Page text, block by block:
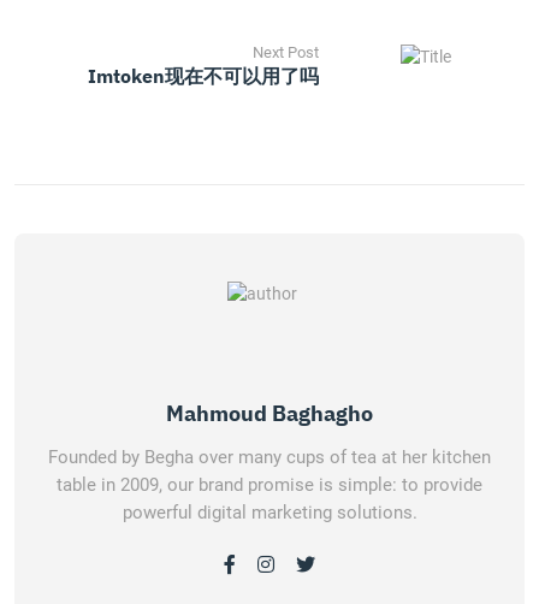
Next Post
Imtoken现在不可以用了吗
Mahmoud Baghagho
Founded by Begha over many cups of tea at her kitchen
table in 2009, our brand promise is simple: to provide
powerful digital marketing solutions.